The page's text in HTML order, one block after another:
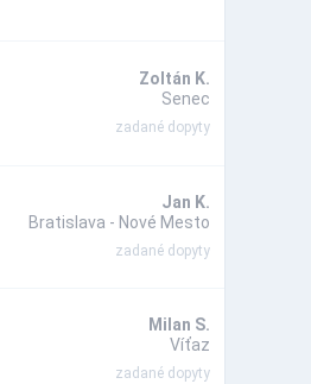
Zoltán K.
Senec
zadané dopyty
Jan K.
Bratislava - Nové Mesto
zadané dopyty
Milan S.
Víťaz
zadané dopyty